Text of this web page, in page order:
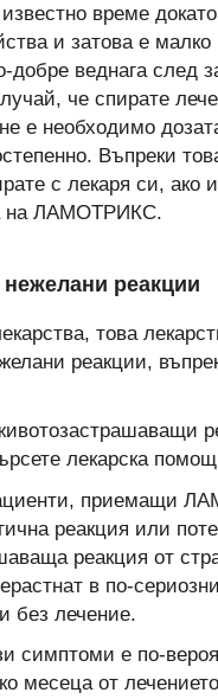
време
и затова е малко
добре веднага след
че спирате
е необходимо
Въпреки
с лекаря си, ако
на ЛАМОТРИКС.
реакции
това
реакции,
лекарска помощ
приемащи
реакция или
реакция от
в по-
без лечение.
симптоми е по-
месеца от